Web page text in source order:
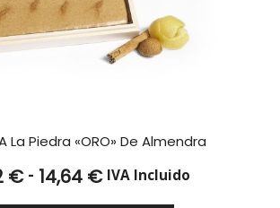
La Piedra «ORO» De Almendra
€ - 14,64 €Rango
IVA Incluido